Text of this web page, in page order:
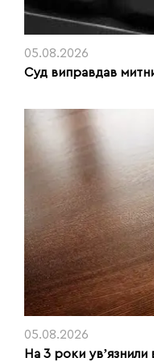
05.08.2026
Суд виправдав
05.08.2026
На 3 роки